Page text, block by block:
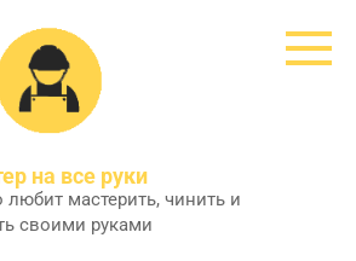
на все руки
любит мастерить, чинить и
своими руками